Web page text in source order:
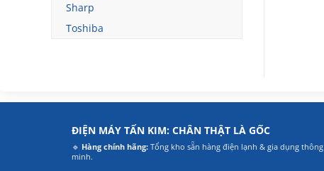
Sharp
Toshiba
ĐIỆN MÁY TẤN KIM: CHÂN THẬT LÀ GỐC
🔹 Hàng chính hãng:Tổng kho sẵn hàng điện lạnh & gia dụng thông
minh.